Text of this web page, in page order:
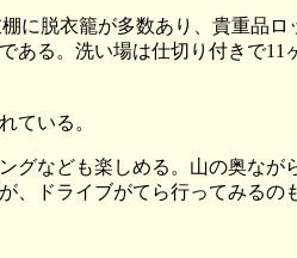
に脱衣籠が多数あり、貴重品
ある。洗い場は仕切り付きで
ている。
グなども楽しめる。山の奥な
、ドライブがてら行ってみるの